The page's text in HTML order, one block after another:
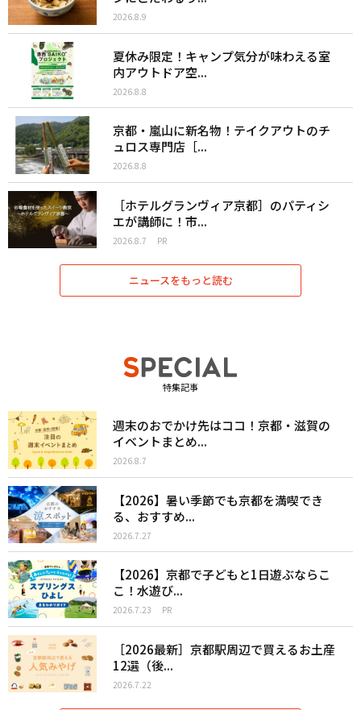
2026.8.9
夏休み限定！キャンプ気分が味わえる室
内アウトドア空...
2026.8.8
京都・嵐山に新名物！テイクアウトのチ
ュロス専門店［...
2026.8.8
［ホテルグランヴィア京都］のパティシ
エが講師に！市...
2026.8.7 PR
ニュースをもっと読む
特集記事
週末のおでかけ先はココ！京都・滋賀の
イベントまとめ...
2026.8.7
【2026】暑い季節でも京都を満喫でき
る、おすすめ...
2026.7.27
【2026】京都で子どもと1日遊ぶならこ
こ！水遊び...
2026.7.23 PR
［2026最新］京都駅周辺で買えるお土産
12選（後...
2026.7.22